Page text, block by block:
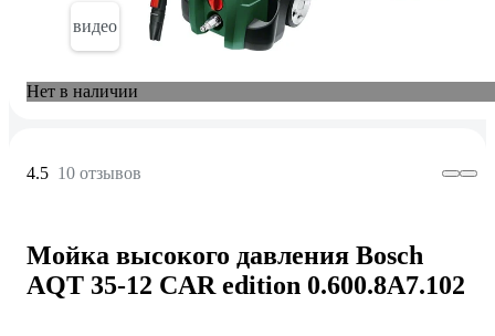
видео
Нет в наличии
4.5 10 отзывов
Мойка высокого давления Bosch
AQT 35-12 CAR edition 0.600.8A7.102